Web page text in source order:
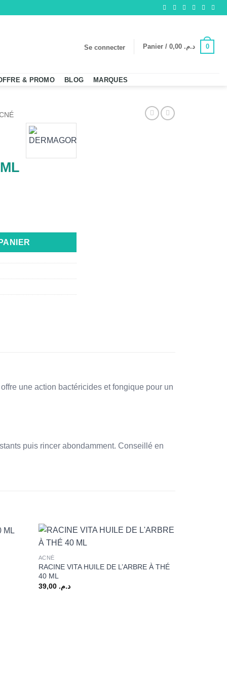
Se connecter Panier / د.م. 0
& PROMO BLOG MARQUES
GEL PURIFIANT 200 ML
une action bactéricides et fongique pour un
puis rincer abondamment. Conseillé en
+
ACNÉ
RACINE VITA HUILE DE L’ARBRE À THÉ
40 ML
د.م. 39,00